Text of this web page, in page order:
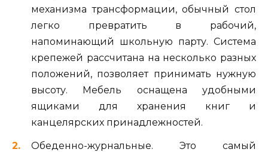
механизма трансформации, обычный стол
легко превратить в рабочий,
напоминающий школьную парту. Система
крепежей рассчитана на несколько разных
положений, позволяет принимать нужную
высоту. Мебель оснащена удобными
ящиками для хранения книг и
канцелярских принадлежностей.
Обеденно-журнальные. Это самый